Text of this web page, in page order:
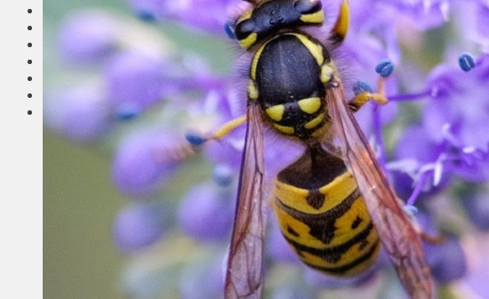
Транспорт
Выбор читателей
Калейдоскоп
Армия
Сейм Литвы
Культура
Больше
Фоторепортаж
Туризм
ЛК рекомендует
Сеньорам
Образование
Здравоохранение
Происшествия
Приграничье
Деньги